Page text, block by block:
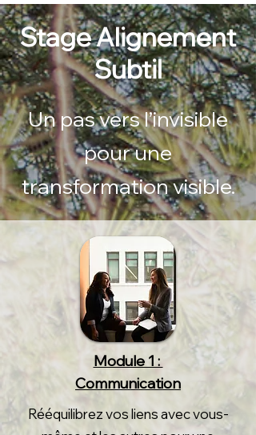
Stage Alignement
Subtil
Un pas vers l’invisible
pour une
transformation visible.
Module 1 :
Communication
Rééquilibrez vos liens avec vous-